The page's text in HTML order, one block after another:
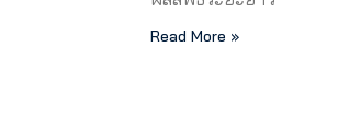
Read More »